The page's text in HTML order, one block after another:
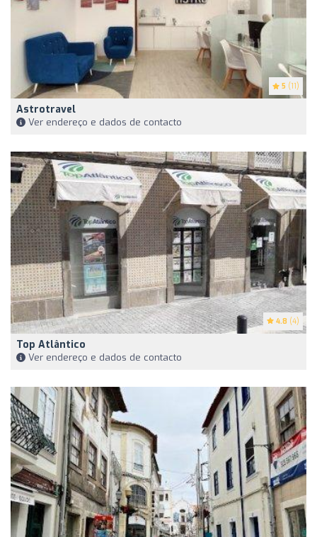
5 (11)
Astrotravel
Ver endereço e dados de contacto
4.8 (4)
Top Atlântico
Ver endereço e dados de contacto